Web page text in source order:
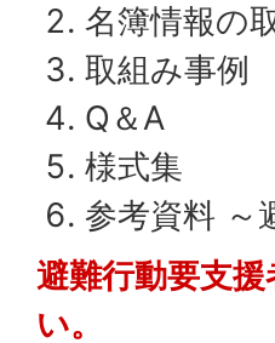
名簿情報の
取組み事例
Q＆A
様式集
参考資料 ～
避難行動要支
い。